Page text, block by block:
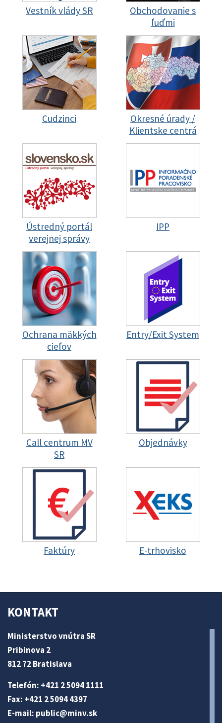
Vestník vlády SR
Obchodovanie s
ľuďmi
Cudzinci
Okresné úrady /
Klientske centrá
Ústredný portál
verejnej správy
IPP
Ochrana mäkkých
cieľov
Entry/Exit System
Call centrum MV
SR
Objednávky
Faktúry E-trhovisko
KONTAKT
Ministerstvo vnútra SR
Pribinova 2
812 72 Bratislava
Telefón: +421 2 5094 1111
Fax: +421 2 5094 4397
E-mail: public@minv.sk